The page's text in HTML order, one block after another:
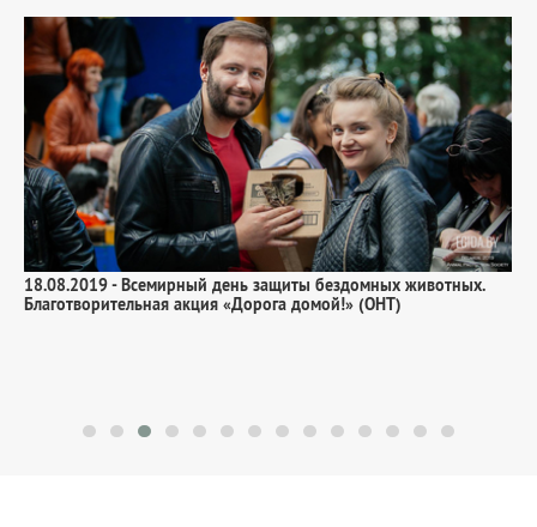
18.08.2019 - Всемирный день защиты бездомных животных.
Благотворительная акция «Дорога домой!» (ОНТ)